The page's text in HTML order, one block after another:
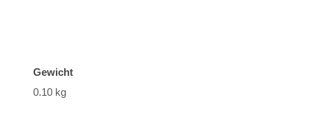
Gewicht
0.10 kg